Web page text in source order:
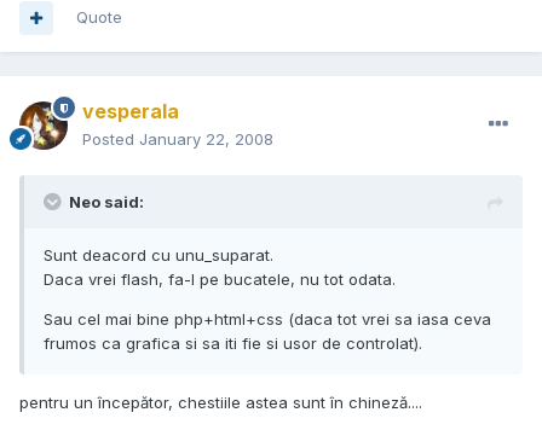
Quote
vesperala
Posted January 22, 2008
Neo said:
Sunt deacord cu unu_suparat.
Daca vrei flash, fa-l pe bucatele, nu tot odata.
Sau cel mai bine php+html+css (daca tot vrei sa iasa ceva
frumos ca grafica si sa iti fie si usor de controlat).
pentru un începător, chestiile astea sunt în chineză....